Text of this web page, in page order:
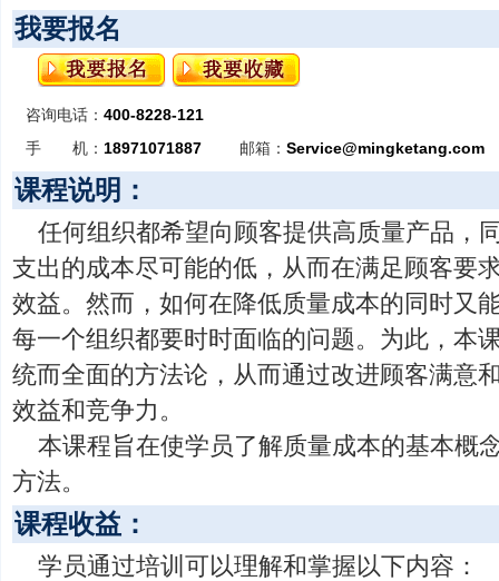
我要报名
咨询电话： 400-8228-121
手 机： 18971071887 邮箱： Service@mingketang.com
课程说明：
任何组织都希望向顾客提供高质量产品，
支出的成本尽可能的低，从而在满足顾客要
效益。然而，如何在降低质量成本的同时又
每一个组织都要时时面临的问题。为此，本
统而全面的方法论，从而通过改进顾客满意
效益和竞争力。
本课程旨在使学员了解质量成本的基本概
方法。
课程收益：
学员通过培训可以理解和掌握以下内容：